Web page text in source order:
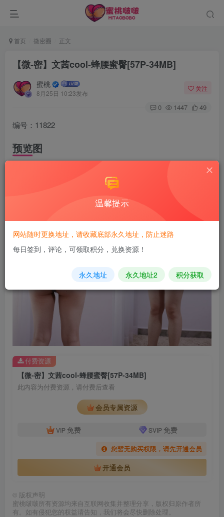
首页 微密圈 正文
【微-密】文茜cool-蜂腰蜜臀[57P-34MB]
蜜桃
8月25日 10:23发布
关注
0 1447 49
编号：11822
预览图
【微-密】文茜cool-蜂腰蜜臀[57P-34MB]
此内容为付费资源，请付费后查看
会员专属资源
VIP 免费 SVIP 免费
您暂无购买权限，请先开通会员
开通会员
付费资源
© 版权声明
蜜桃啵啵所有资源均来自互联网收集并整理分享，版权归原作者所
有。如有侵犯您的权益请告知，我们将会尽快删除处理。
温馨提示
网站随时更换地址，请收藏底部永久地址，防止迷路
每日签到，评论，可领取积分，兑换资源！
永久地址 永久地址2 积分获取